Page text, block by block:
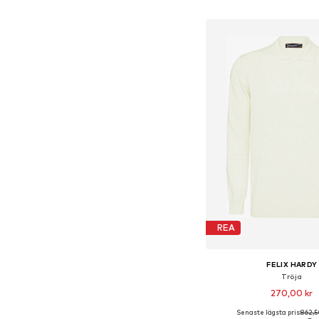
REA
FELIX HARDY
Tröja
270,00 kr
+5
Senaste lägsta pris: